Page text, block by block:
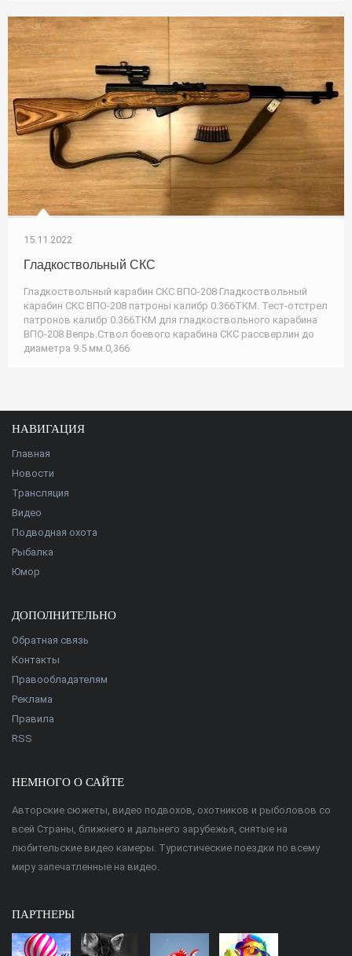
15.11.2022
Гладкоствольный СКС
Гладкоствольный карабин СКС ВПО-208 Гладкоствольный
карабин СКС ВПО-208 патроны калибр 0.366ТКМ. Тест-отстрел
патронов калибр 0.366ТКМ для гладкоствольного карабина
ВПО-208 Вепрь.Ствол боевого карабина СКС рассверлин до
диаметра 9.5 мм.0,366
НАВИГАЦИЯ
Главная
Новости
Трансляция
Видео
Подводная охота
Рыбалка
Юмор
ДОПОЛНИТЕЛЬНО
Обратная связь
Контакты
Правообладателям
Реклама
Правила
RSS
НЕМНОГО О САЙТЕ
Авторские сюжеты, видео подвохов, охотников и рыболовов со
всей Страны, ближнего и дальнего зарубежья, снятые на
любительские видео камеры. Туристические поездки по всему
миру запечатленные на видео.
ПАРТНЕРЫ